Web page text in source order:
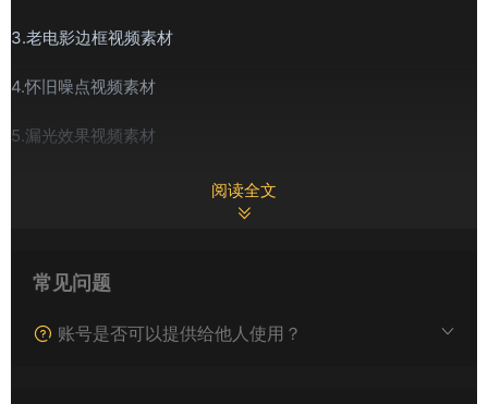
3.老电影边框视频素材
4.怀旧噪点视频素材
5.漏光效果视频素材
8.胶片卷轴音效
以上视频素材均为透明通道可直接使用无法修改混合模式
阅读全文
常见问题
账号是否可以提供给他人使用？